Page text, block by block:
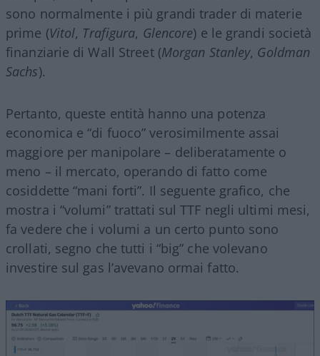
sono normalmente i più grandi trader di materie
prime (Vitol, Trafigura, Glencore) e le grandi società
finanziarie di Wall Street (Morgan Stanley, Goldman
Sachs).
Pertanto, queste entità hanno una potenza
economica e “di fuoco” verosimilmente assai
maggiore per manipolare – deliberatamente o
meno – il mercato, operando di fatto come
cosiddette “mani forti”. Il seguente grafico, che
mostra i “volumi” trattati sul TTF negli ultimi mesi,
fa vedere che i volumi a un certo punto sono
crollati, segno che tutti i “big” che volevano
investire sul gas l’avevano ormai fatto.